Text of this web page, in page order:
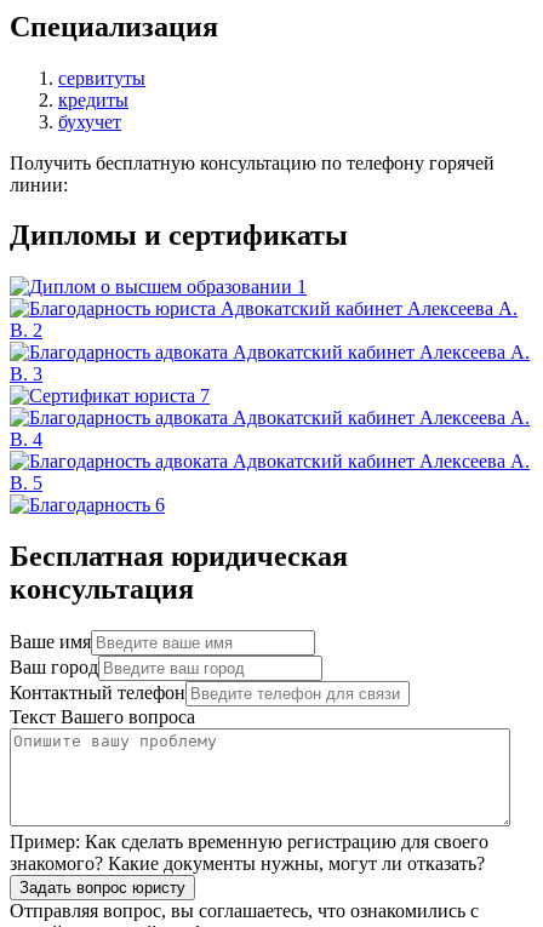
+
Специализация
сервитуты
кредиты
бухучет
Получить бесплатную консультацию по телефону горячей
линии:
Дипломы и сертификаты
Бесплатная юридическая
консультация
Ваше имя
Ваш город
Контактный телефон
Текст Вашего вопроса
Пример: Как сделать временную регистрацию для своего
знакомого? Какие документы нужны, могут ли отказать?
Задать вопрос юристу
Отправляя вопрос, вы соглашаетесь, что ознакомились с